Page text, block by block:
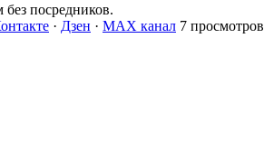
посредников.
· Дзен · MAX канал 7 просмотров